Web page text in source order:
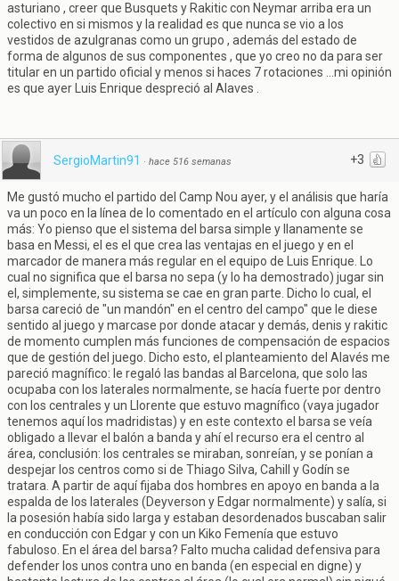
asturiano , creer que Busquets y Rakitic con Neymar arriba era un
colectivo en si mismos y la realidad es que nunca se vio a los
vestidos de azulgranas como un grupo , además del estado de
forma de algunos de sus componentes , que yo creo no da para ser
titular en un partido oficial y menos si haces 7 rotaciones ...mi opinión
es que ayer Luis Enrique despreció al Alaves .
+3
SergioMartin91 · hace 516 semanas
Me gustó mucho el partido del Camp Nou ayer, y el análisis que haría
va un poco en la línea de lo comentado en el artículo con alguna cosa
más: Yo pienso que el sistema del barsa simple y llanamente se
basa en Messi, el es el que crea las ventajas en el juego y en el
marcador de manera más regular en el equipo de Luis Enrique. Lo
cual no significa que el barsa no sepa (y lo ha demostrado) jugar sin
el, simplemente, su sistema se cae en gran parte. Dicho lo cual, el
barsa careció de "un mandón" en el centro del campo" que le diese
sentido al juego y marcase por donde atacar y demás, denis y rakitic
de momento cumplen más funciones de compensación de espacios
que de gestión del juego. Dicho esto, el planteamiento del Alavés me
pareció magnífico: le regaló las bandas al Barcelona, que solo las
ocupaba con los laterales normalmente, se hacía fuerte por dentro
con los centrales y un Llorente que estuvo magnífico (vaya jugador
tenemos aquí los madridistas) y en este contexto el barsa se veía
obligado a llevar el balón a banda y ahí el recurso era el centro al
área, conclusión: los centrales se miraban, sonreían, y se ponían a
despejar los centros como si de Thiago Silva, Cahill y Godín se
tratara. A partir de aquí fijaba dos hombres en apoyo en banda a la
espalda de los laterales (Deyverson y Edgar normalmente) y salía, si
la posesión había sido larga y estaban desordenados buscaban salir
en conducción con Edgar y con un Kiko Femenía que estuvo
fabuloso. En el área del barsa? Falto mucha calidad defensiva para
defender los unos contra uno en banda (en especial en digne) y